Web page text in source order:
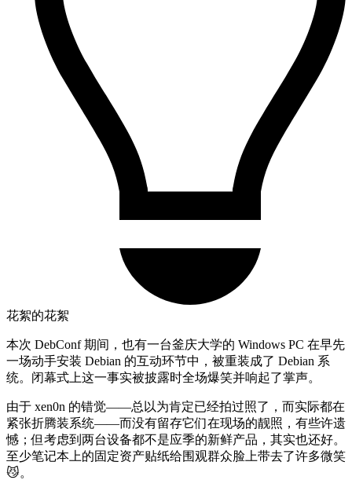
花絮的花絮
本次 DebConf 期间，也有一台釜庆大学的 Windows PC 在早先
一场动手安装 Debian 的互动环节中，被重装成了 Debian 系
统。闭幕式上这一事实被披露时全场爆笑并响起了掌声。
由于 xen0n 的错觉——总以为肯定已经拍过照了，而实际都在
紧张折腾装系统——而没有留存它们在现场的靓照，有些许遗
憾；但考虑到两台设备都不是应季的新鲜产品，其实也还好。
至少笔记本上的固定资产贴纸给围观群众脸上带去了许多微笑
😼。